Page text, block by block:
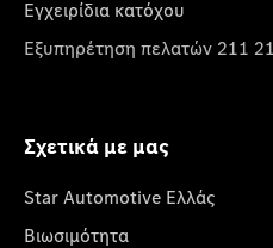
Εγχειρίδια κατόχου
Εξυπηρέτηση πελατών 211
Σχετικά με μας
Star Automotive Ελλάς
Βιωσιμότητα